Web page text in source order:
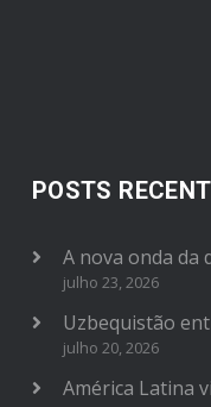
POSTS
A nova onda da
julho 23, 2026
Uzbequistão
julho 20, 2026
América Latina